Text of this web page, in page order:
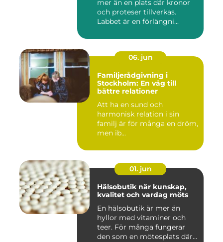
mer än en plats där kronor
och proteser tillverkas.
Labbet är en förlängni...
06. jun
Familjerådgivning i
Stockholm: En väg till
bättre relationer
Att ha en sund och
harmonisk relation i sin
familj är för många en dröm,
men ib...
01. jun
Hälsobutik när kunskap,
kvalitet och vardag möts
En hälsobutik är mer än
hyllor med vitaminer och
teer. För många fungerar
den som en mötesplats där